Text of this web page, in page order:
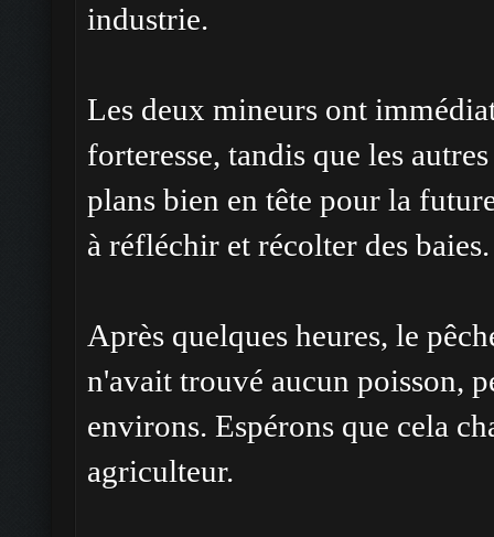
industrie.
Les deux mineurs ont
forteresse, tandis que les
plans bien en tête pour la
à réfléchir et récolter des baies.
Après quelques heures, le
n'avait trouvé aucun poisson,
environs. Espérons que cela
agriculteur.